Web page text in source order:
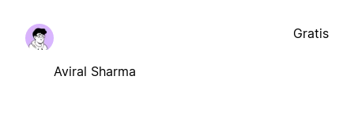
Aviral Sharma
Gratis